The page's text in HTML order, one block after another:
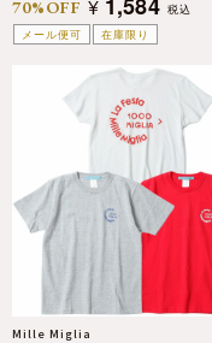
メール便可 在庫限り
70%OFF ¥
税込
Mille Miglia